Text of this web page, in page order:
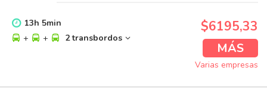
13h 5min
+
+ 2 transbordos
$6195,33
MÁS
Varias empresas